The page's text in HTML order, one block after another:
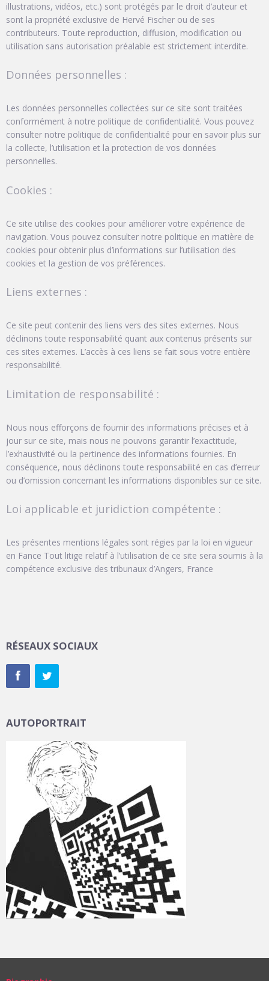
illustrations, vidéos, etc.) sont protégés par le droit d’auteur et
sont la propriété exclusive de Hervé Fischer ou de ses
contributeurs. Toute reproduction, diffusion, modification ou
utilisation sans autorisation préalable est strictement interdite.
Données personnelles :
Les données personnelles collectées sur ce site sont traitées
conformément à notre politique de confidentialité. Vous pouvez
consulter notre politique de confidentialité pour en savoir plus sur
la collecte, l’utilisation et la protection de vos données
personnelles.
Cookies :
Ce site utilise des cookies pour améliorer votre expérience de
navigation. Vous pouvez consulter notre politique en matière de
cookies pour obtenir plus d’informations sur l’utilisation des
cookies et la gestion de vos préférences.
Liens externes :
Ce site peut contenir des liens vers des sites externes. Nous
déclinons toute responsabilité quant aux contenus présents sur
ces sites externes. L’accès à ces liens se fait sous votre entière
responsabilité.
Limitation de responsabilité :
Nous nous efforçons de fournir des informations précises et à
jour sur ce site, mais nous ne pouvons garantir l’exactitude,
l’exhaustivité ou la pertinence des informations fournies. En
conséquence, nous déclinons toute responsabilité en cas d’erreur
ou d’omission concernant les informations disponibles sur ce site.
Loi applicable et juridiction compétente :
Les présentes mentions légales sont régies par la loi en vigueur
en Fance Tout litige relatif à l’utilisation de ce site sera soumis à la
compétence exclusive des tribunaux d’Angers, France
RÉSEAUX SOCIAUX
AUTOPORTRAIT